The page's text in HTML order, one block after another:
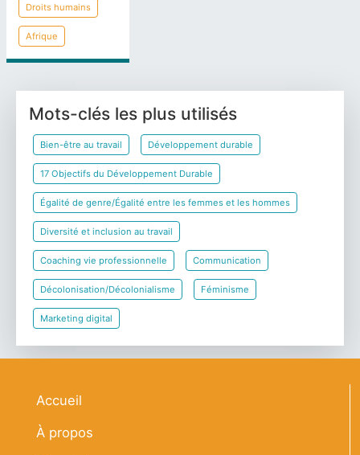
Droits humains
Afrique
Mots-clés les plus utilisés
Bien-être au travail Développement durable
17 Objectifs du Développement Durable
Égalité de genre/Égalité entre les femmes et les hommes
Diversité et inclusion au travail
Coaching vie professionnelle Communication
Décolonisation/Décolonialisme Féminisme
Marketing digital
Navigation principale
Accueil
À propos